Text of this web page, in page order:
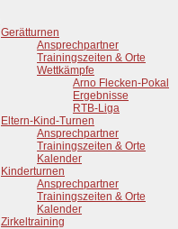
Gerätturnen
Ansprechpartner
Trainingszeiten & Orte
Wettkämpfe
Arno Flecken-Pokal
Ergebnisse
RTB-Liga
Eltern-Kind-Turnen
Ansprechpartner
Trainingszeiten & Orte
Kalender
Kinderturnen
Ansprechpartner
Trainingszeiten & Orte
Kalender
Zirkeltraining